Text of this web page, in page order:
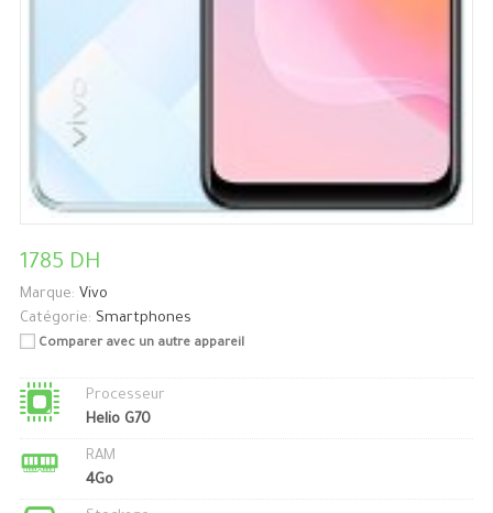
1785 DH
Marque: Vivo
Catégorie: Smartphones
Comparer avec un autre appareil
Processeur
Helio G70
RAM
4Go